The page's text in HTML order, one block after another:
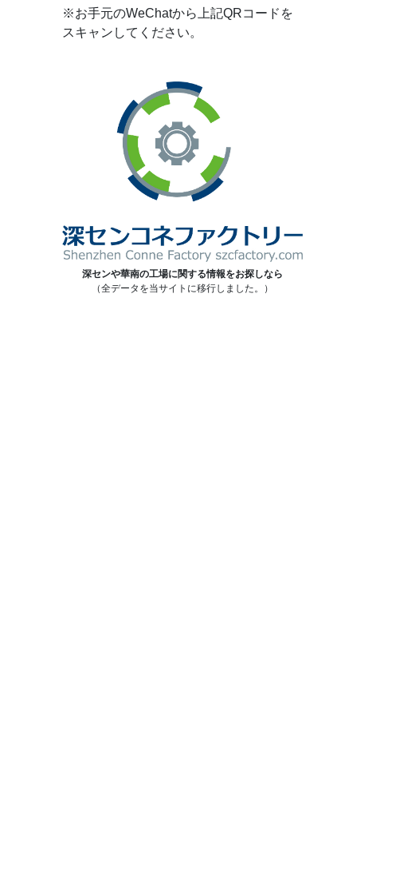
※お手元のWeChatから上記QRコードを
スキャンしてください。
深センや華南の工場に関する情報をお探しなら
（全データを当サイトに移行しました。）